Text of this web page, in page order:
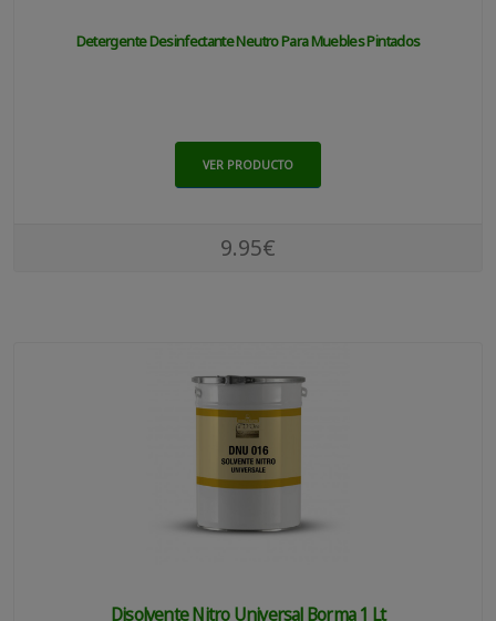
Detergente Desinfectante Neutro Para Muebles Pintados
VER PRODUCTO
9.95€
Disolvente Nitro Universal Borma 1 Lt